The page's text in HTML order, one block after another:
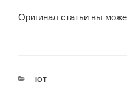
Оригинал статьи вы
РУБРИКИ
IOT